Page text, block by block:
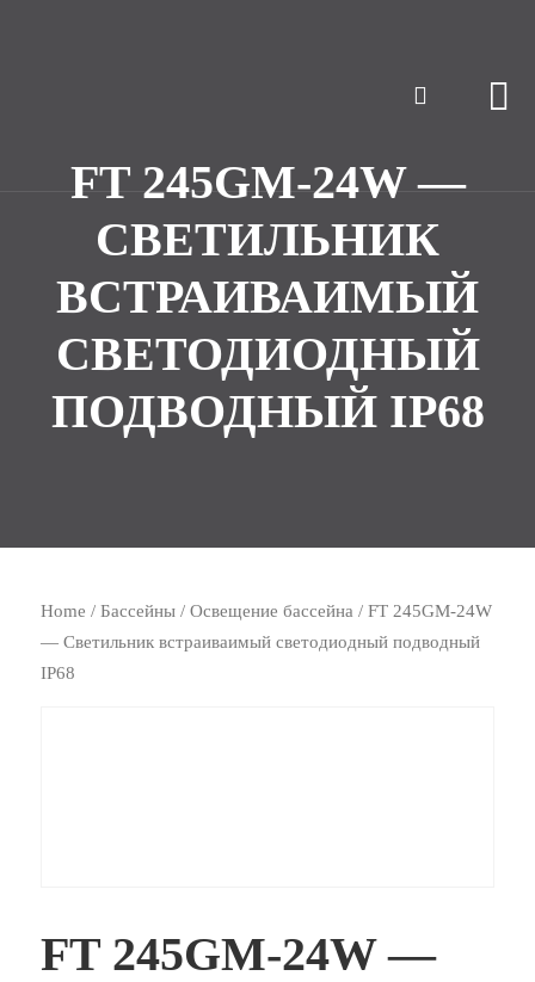
FT 245GM-24W —
СВЕТИЛЬНИК
ВСТРАИВАИМЫЙ
СВЕТОДИОДНЫЙ
ПОДВОДНЫЙ IP68
Home /Бассейны /Освещение бассейна / FT 245GM-24W
— Светильник встраиваимый светодиодный подводный
IP68
FT 245GM-24W —